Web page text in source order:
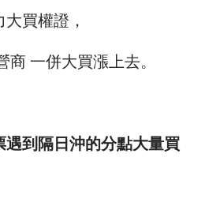
買權證，
一併大買漲上去。
到隔日沖的分點大量買